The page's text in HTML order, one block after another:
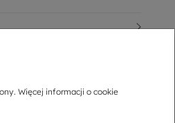
Więcej informacji o cookie